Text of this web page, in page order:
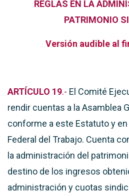
REGLAS EN LA
PATRIMONIO
Versión audible al
ARTÍCULO 19.- El Comité
rendir cuentas a la Asamblea
conforme a este Estatuto y
Federal del Trabajo. Cuenta
la administración del
destino de los ingresos
administración y cuotas